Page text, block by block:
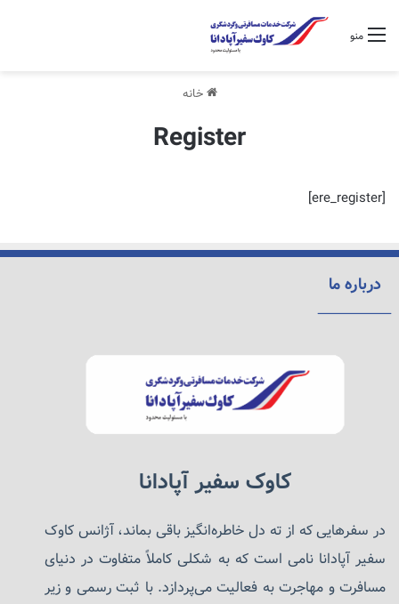
منو
خانه
Register
[ere_register]
درباره ما
کاوک سفیر آپادانا
در سفرهایی که از ته دل خاطره‌انگیز باقی بماند، آژانس کاوک
سفیر آپادانا نامی است که به شکلی کاملاً متفاوت در دنیای
مسافرت و مهاجرت به فعالیت می‌پردازد. با ثبت رسمی و زیر